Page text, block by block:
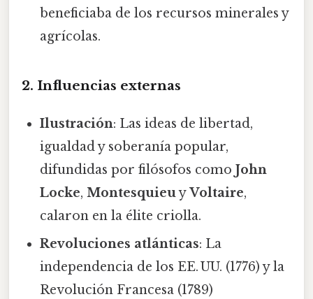
beneficiaba de los recursos minerales y
agrícolas.
2. Influencias externas
Ilustración: Las ideas de libertad,
igualdad y soberanía popular,
difundidas por filósofos comoJohn
Locke,MontesquieuyVoltaire,
calaron en la élite criolla.
Revoluciones atlánticas: La
independencia de los EE. UU. (1776) y la
Revolución Francesa (1789)